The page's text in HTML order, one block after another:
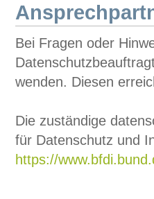
Bei Fragen oder
wenden. Diesen
Die zuständige
für Datenschutz und
https://